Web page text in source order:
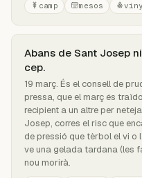
camp mesos
Abans de Sant Josep
cep.
19 març. És el consell de
pressa, que el març és
recipient a un altre per
Josep, corres el risc que
de pressió que tèrbol el vi o
ve una gelada tardana (les
nou morirà.